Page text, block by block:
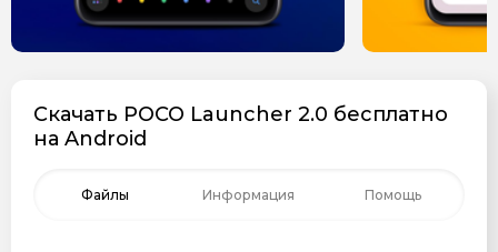
Скачать POCO Launcher 2.0 бесплатно
на Android
Файлы Информация Помощь